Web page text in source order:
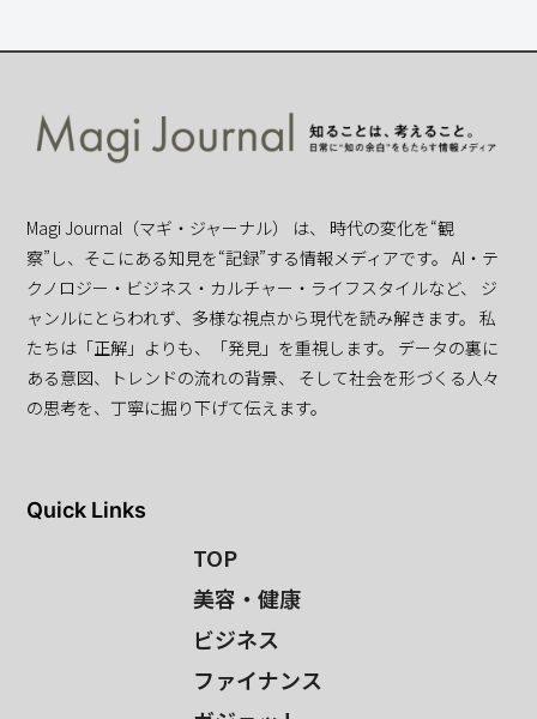
Magi Journal（マギ・ジャーナル） は、 時代の変化を“観
察”し、そこにある知見を“記録”する情報メディアです。 AI・テ
クノロジー・ビジネス・カルチャー・ライフスタイルなど、 ジ
ャンルにとらわれず、多様な視点から現代を読み解きます。 私
たちは「正解」よりも、「発見」を重視します。 データの裏に
ある意図、トレンドの流れの背景、 そして社会を形づくる人々
の思考を、丁寧に掘り下げて伝えます。
Quick Links
TOP
美容・健康
ビジネス
ファイナンス